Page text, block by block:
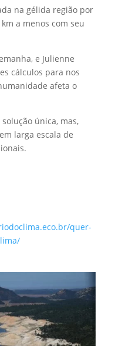
na gélida região por
a menos com seu
e Julienne
cálculos para nos
afeta o
única, mas,
larga escala de
quer-